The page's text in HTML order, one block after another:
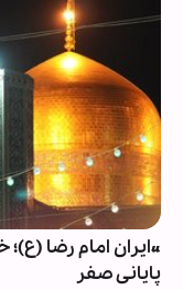
«ایران امام رضا
پایانی صفر